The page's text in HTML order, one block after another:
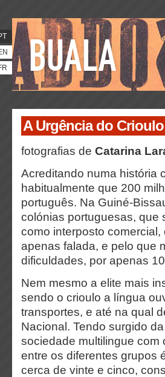
A Urgência do
fotografias de Catarina
Acreditando numa história
habitualmente que 200
português. Na Guiné-
colónias portuguesas, que
como interposto
apenas falada, e pelo que
dificuldades, por apenas
Nem mesmo a elite mais
sendo o crioulo a língua
transportes, e até na qual
Nacional. Tendo surgido
sociedade multilingue com
entre os diferentes grupos
cerca de vinte e cinco,